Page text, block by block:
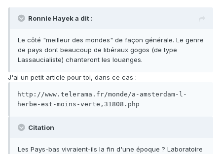
Ronnie Hayek a dit :
Le côté "meilleur des mondes" de façon générale. Le genre
de pays dont beaucoup de libéraux gogos (de type
Lassaucialiste) chanteront les louanges.
J'ai un petit article pour toi, dans ce cas :
http://www.telerama.fr/monde/a-amsterdam-l-
herbe-est-moins-verte,31808.php
Citation
Les Pays-bas vivraient-ils la fin d'une époque ? Laboratoire